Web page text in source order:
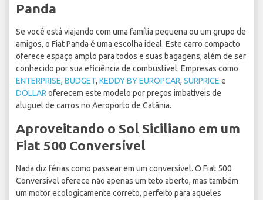
Panda
Se você está viajando com uma família pequena ou um grupo de
amigos, o Fiat Panda é uma escolha ideal. Este carro compacto
oferece espaço amplo para todos e suas bagagens, além de ser
conhecido por sua eficiência de combustível. Empresas como
ENTERPRISE, BUDGET, KEDDY BY EUROPCAR, SURPRICE e
DOLLAR oferecem este modelo por preços imbatíveis de
aluguel de carros no Aeroporto de Catânia.
Aproveitando o Sol Siciliano em um
Fiat 500 Conversível
Nada diz férias como passear em um conversível. O Fiat 500
Conversível oferece não apenas um teto aberto, mas também
um motor ecologicamente correto, perfeito para aqueles